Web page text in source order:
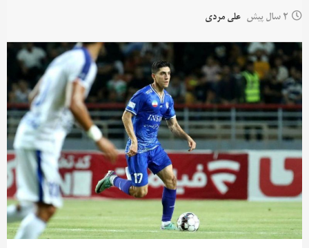
2 سال پیش علی مردی